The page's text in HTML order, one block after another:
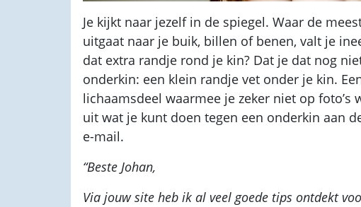
Je kijkt naar jezelf in de spiegel. Waar de
uitgaat naar je buik, billen of benen, valt je
dat extra randje rond je kin? Dat je dat nog
onderkin: een klein randje vet onder je kin.
lichaamsdeel waarmee je zeker niet op
uit wat je kunt doen tegen een onderkin aan
e-mail.
“Beste Johan,
Via jouw site heb ik al veel goede tips ontdekt